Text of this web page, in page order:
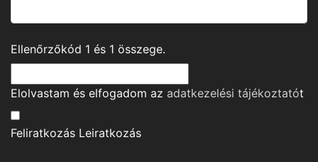
Ellenőrzőkód 1 és 1 összege.
Elolvastam és elfogadom az adatkezelési tájékoztatót
Feliratkozás Leiratkozás